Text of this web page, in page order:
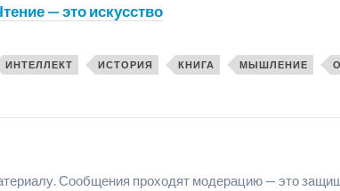
— это искусство
ИНТЕЛЛЕКТ ИСТОРИЯ КНИГА МЫШЛЕНИЕ
Сообщения проходят модерацию — это